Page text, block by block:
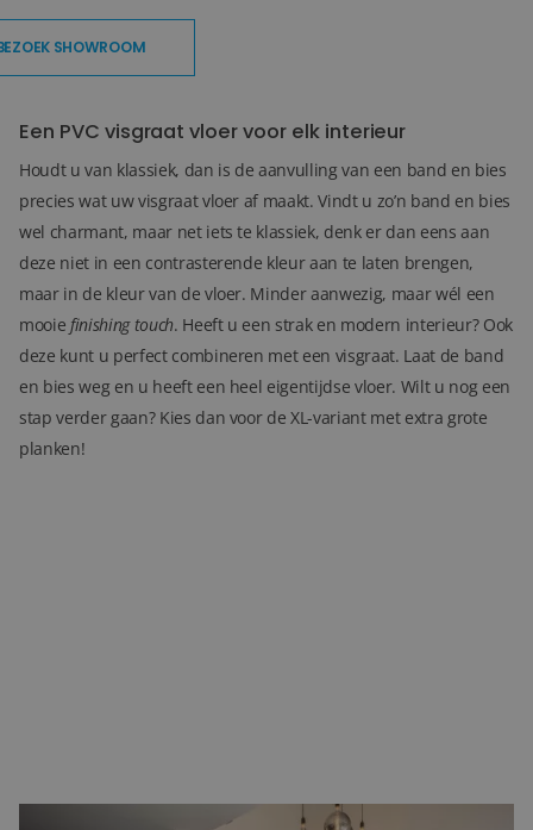
SHOWROOM
Een PVC visgraat vloer voor elk interieur
Houdt u van klassiek, dan is de aanvulling van een band en bies
precies wat uw visgraat vloer af maakt. Vindt u zo’n band en bies
wel charmant, maar net iets te klassiek, denk er dan eens aan
deze niet in een contrasterende kleur aan te laten brengen,
maar in de kleur van de vloer. Minder aanwezig, maar wél een
mooie finishing touch. Heeft u een strak en modern interieur? Ook
deze kunt u perfect combineren met een visgraat. Laat de band
en bies weg en u heeft een heel eigentijdse vloer. Wilt u nog een
stap verder gaan? Kies dan voor de XL-variant met extra grote
planken!